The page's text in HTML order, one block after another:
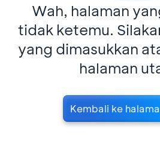
Wah, halaman
tidak ketemu.
yang dimasukkan
halaman
Kembali ke